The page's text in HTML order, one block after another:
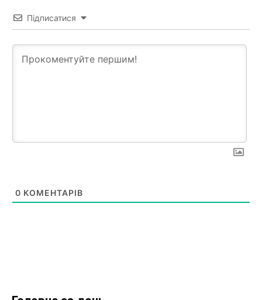
Підписатися
0 КОМЕНТАРІВ